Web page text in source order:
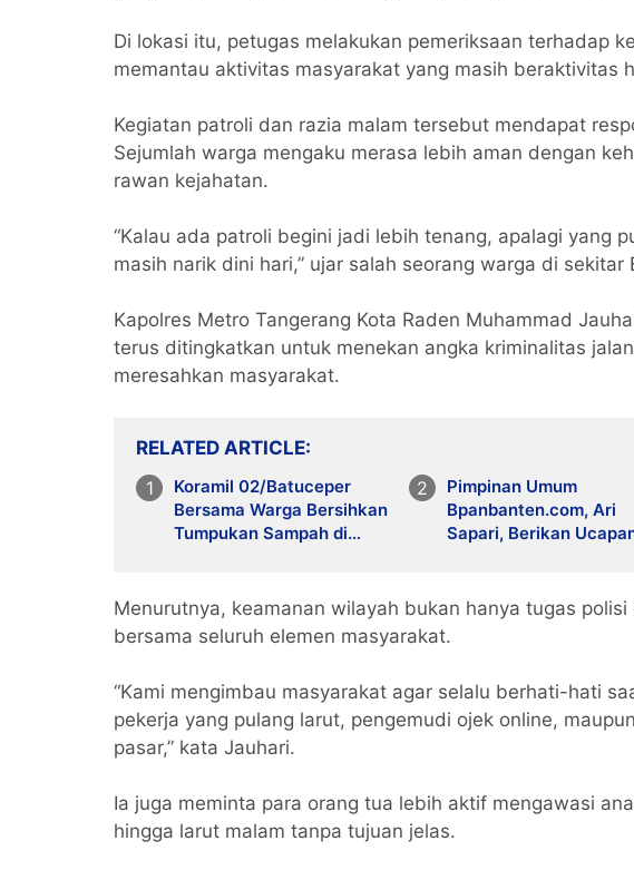
Di lokasi itu, petugas melakukan pemeriksaan terhadap
memantau aktivitas masyarakat yang masih beraktivitas
Kegiatan patroli dan razia malam tersebut mendapat
Sejumlah warga mengaku merasa lebih aman dengan
rawan kejahatan.
“Kalau ada patroli begini jadi lebih tenang, apalagi yang
masih narik dini hari,” ujar salah seorang warga di sekitar
Kapolres Metro Tangerang Kota Raden Muhammad
terus ditingkatkan untuk menekan angka kriminalitas
meresahkan masyarakat.
RELATED ARTICLE
Koramil 02/Batuceper
Bersama Warga Bersihkan
Tumpukan Sampah di
Pimpinan Umum
Bpanbanten.com, Ari
Sapari, Berikan
Tangerang Azhari Zaki
AlQadri
Menurutnya, keamanan wilayah bukan hanya tugas
bersama seluruh elemen masyarakat.
“Kami mengimbau masyarakat agar selalu berhati-hati
pekerja yang pulang larut, pengemudi ojek online,
pasar,” kata Jauhari.
Ia juga meminta para orang tua lebih aktif mengawasi
hingga larut malam tanpa tujuan jelas.